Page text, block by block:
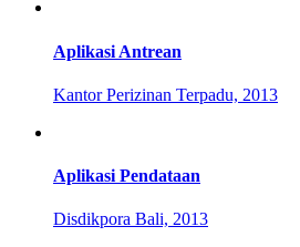
Aplikasi Antrean
Kantor Perizinan Terpadu, 2013
Aplikasi Pendataan
Disdikpora Bali, 2013